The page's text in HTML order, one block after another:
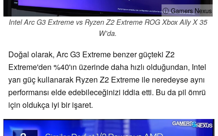
ⓘ Gamers Nexus
Intel Arc G3 Extreme vs Ryzen Z2 Extreme ROG Xbox Ally X 35
W'da.
Doğal olarak, Arc G3 Extreme benzer güçteki Z2
Extreme'den %40'ın üzerinde daha hızlı olduğundan, Intel
yarı güç kullanarak Ryzen Z2 Extreme ile neredeyse aynı
performansı elde edebileceğinizi iddia etti. Bu da pil ömrü
için oldukça iyi bir işaret.